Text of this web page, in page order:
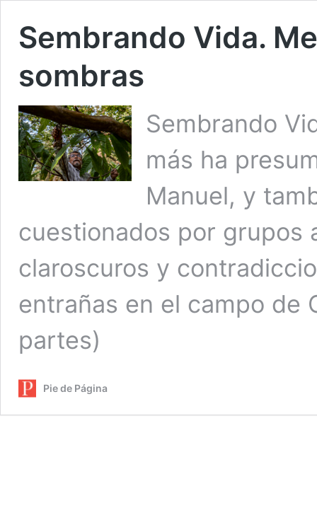
Sembrando Vida.
sombras
Sembrando
más ha
Manuel, y
cuestionados por grupos
claroscuros y
entrañas en el campo de
partes)
Pie de Página